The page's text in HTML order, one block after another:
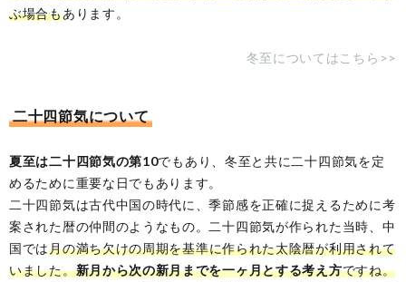
ぶ場合もあります。
冬至についてはこちら>>
二十四節気について
夏至は二十四節気の第10でもあり、冬至と共に二十四節気を定
めるために重要な日でもあります。
二十四節気は古代中国の時代に、季節感を正確に捉えるために考
案された暦の仲間のようなもの。二十四節気が作られた当時、中
国では月の満ち欠けの周期を基準に作られた太陰暦が利用されて
いました。新月から次の新月までを一ヶ月とする考え方ですね。